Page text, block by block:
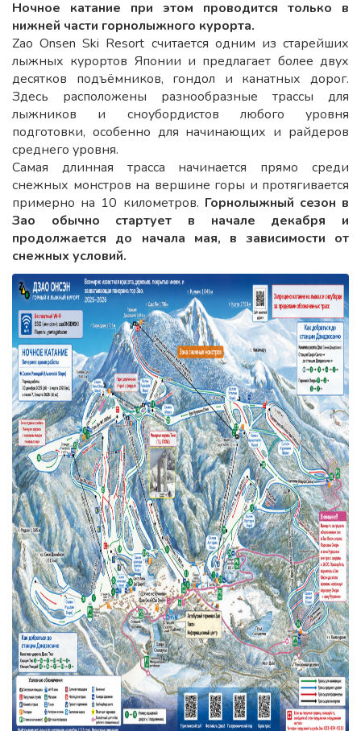
Ночное катание при этом проводится только в
нижней части горнолыжного курорта.
Zao Onsen Ski Resort считается одним из старейших
лыжных курортов Японии и предлагает более двух
десятков подъёмников, гондол и канатных дорог.
Здесь расположены разнообразные трассы для
лыжников и сноубордистов любого уровня
подготовки, особенно для начинающих и райдеров
среднего уровня.
Самая длинная трасса начинается прямо среди
снежных монстров на вершине горы и протягивается
примерно на 10 километров. Горнолыжный сезон в
Зао обычно стартует в начале декабря и
продолжается до начала мая, в зависимости от
снежных условий.